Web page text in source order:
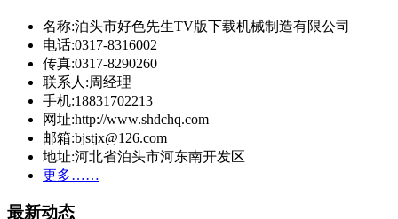
名称:泊头市好色先生TV版下载机械制造有限公司
电话:0317-8316002
传真:0317-8290260
联系人:周经理
手机:18831702213
网址:http://www.shdchq.com
邮箱:bjstjx@126.com
地址:河北省泊头市河东南开发区
更多……
最新动态